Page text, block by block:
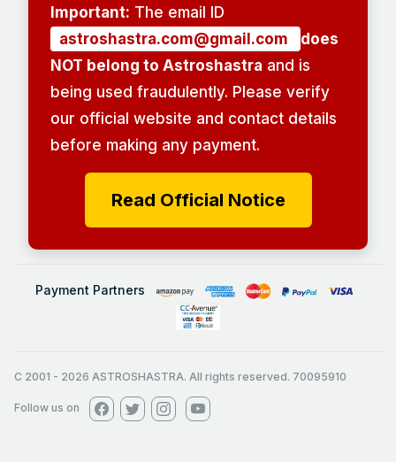
Important: The email ID
astroshastra.com@gmail.com
does
NOT belong to Astroshastra and is
being used fraudulently. Please verify
our official website and contact details
before making any payment.
Read Official Notice
Payment Partners
C 2001 - 2026 ASTROSHASTRA. All rights reserved. 70095910
Follow us on